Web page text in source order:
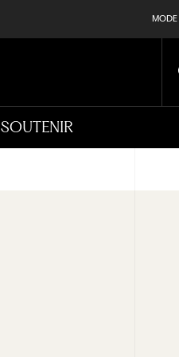
MODE
SOUTENIR